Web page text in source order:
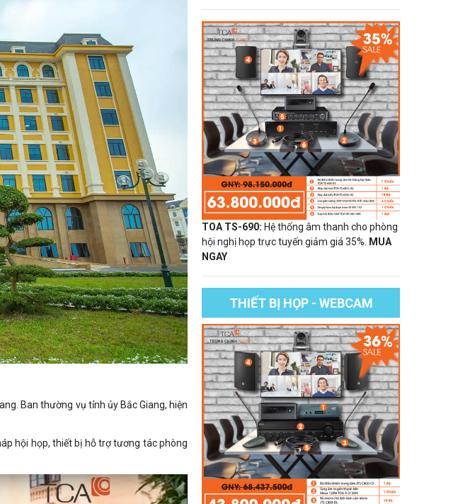
Ban thường vụ tỉnh ủy Bắc Giang, hiện
hội họp, thiết bị hỗ trợ tương tác phòng
TOA TS-690: Hệ thống âm thanh cho phòng
hội nghị họp trực tuyến giảm giá 35%.
MUA
NGAY
THIẾT BỊ HỌP - WEBCAM